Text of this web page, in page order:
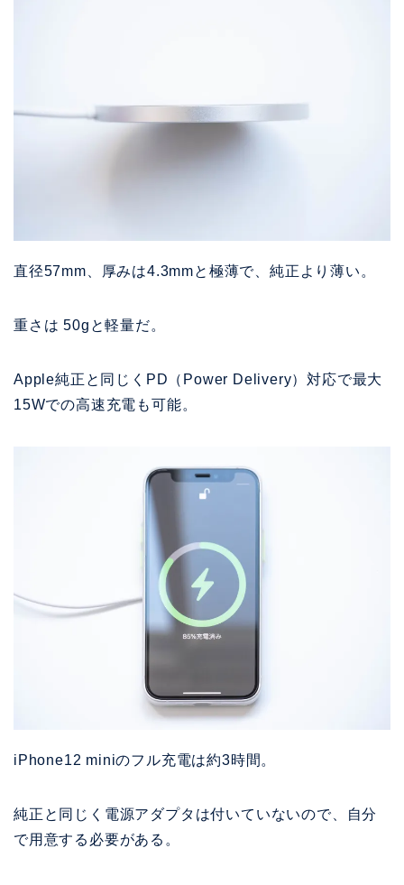
直径57mm、 厚みは4.3mmと極薄で、純正より薄い。
重さは 50gと軽量だ。
Apple純正と同じくPD（Power Delivery）対応で最大
15Wでの高速充電も可能。
iPhone12 miniのフル充電は約3時間。
純正と同じく電源アダプタは付いていないので、自分
で用意する必要がある。